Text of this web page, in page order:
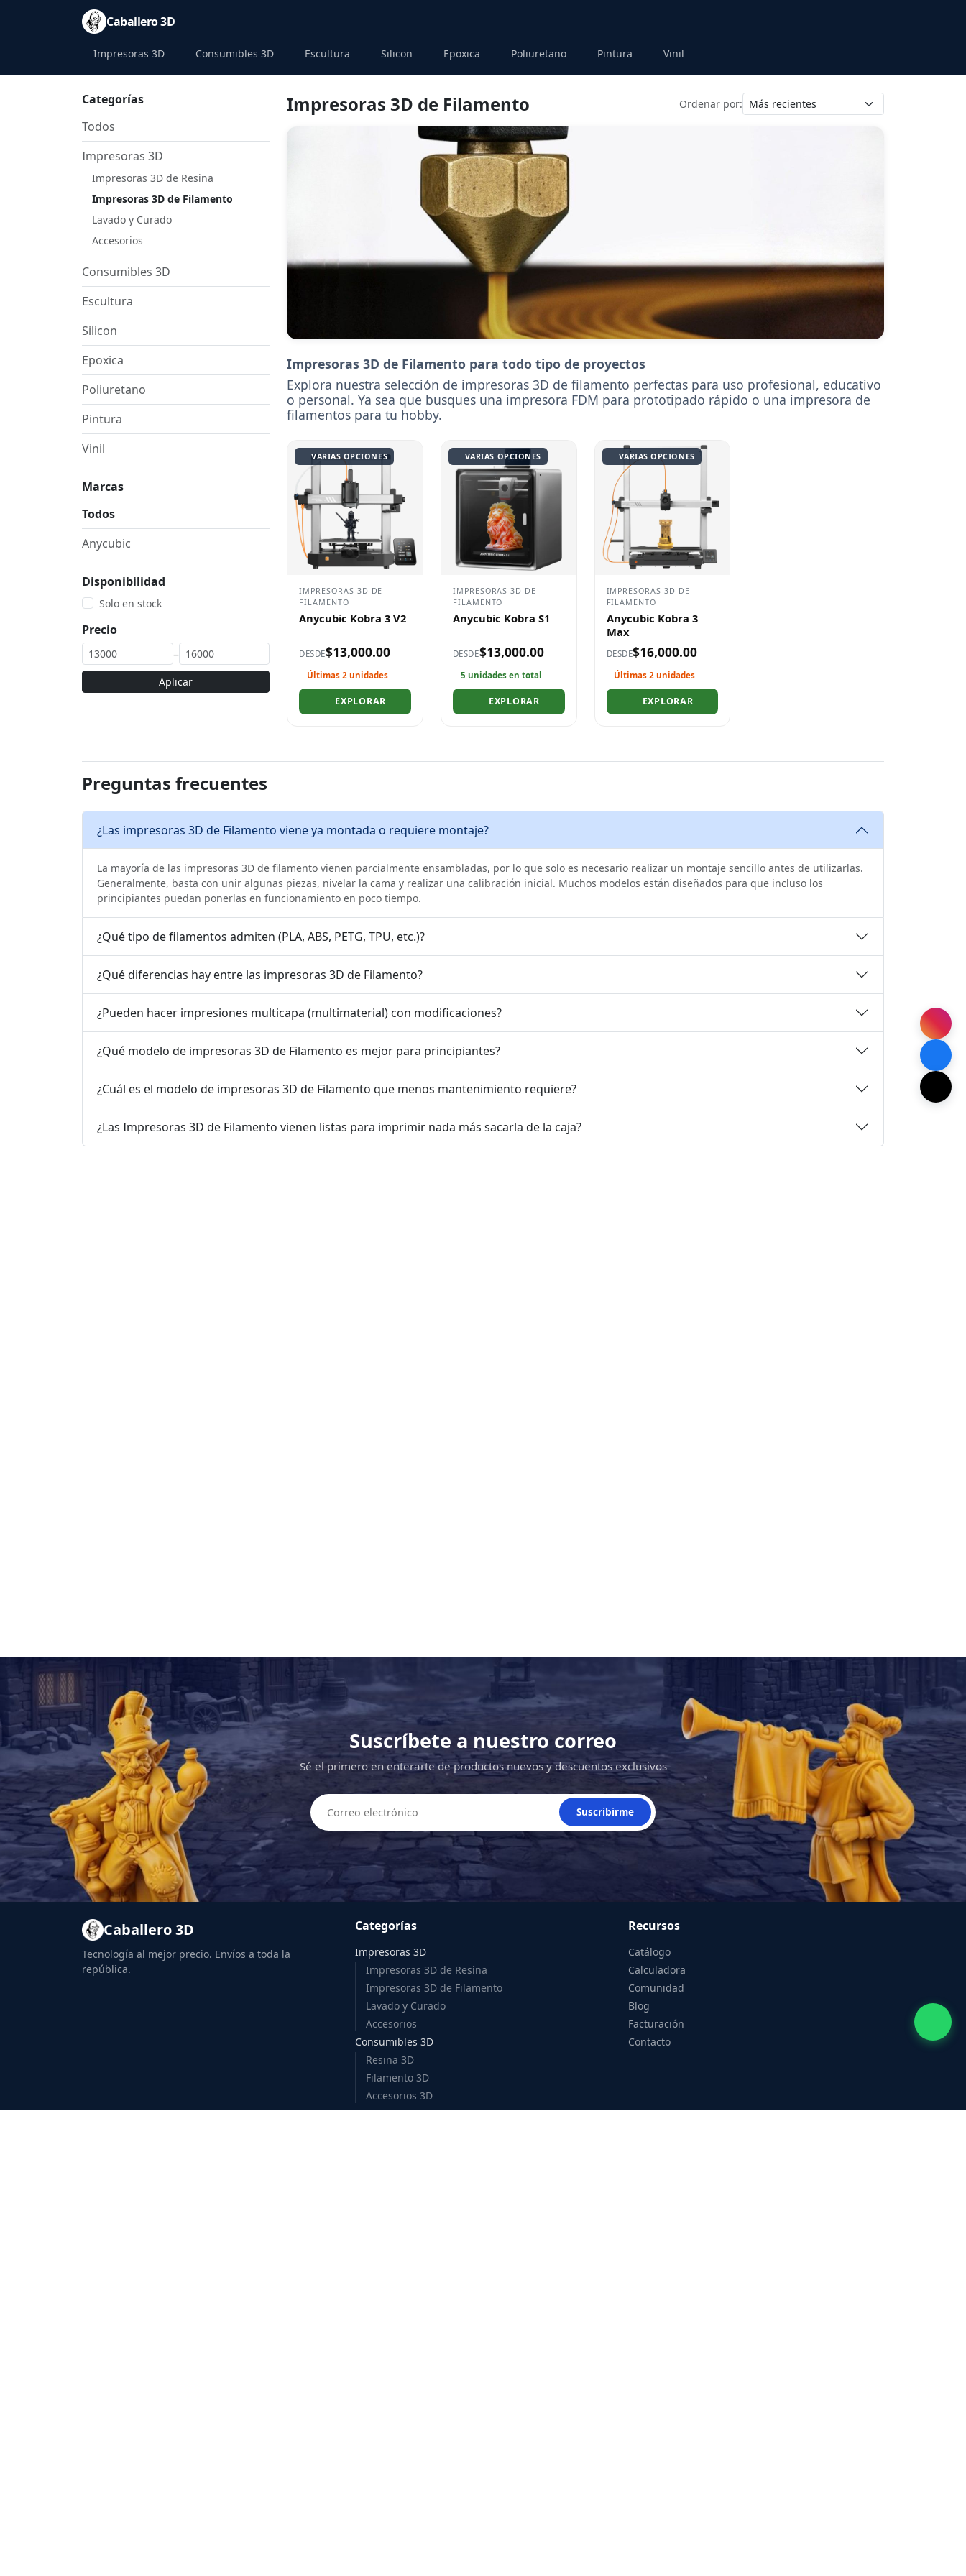
Caballero 3D
Impresoras 3D Consumibles 3D Escultura Silicon Epoxica Poliuretano Pintura Vinil
Categorías
Todos
Impresoras 3D
Impresoras 3D de Resina
Impresoras 3D de Filamento
Lavado y Curado
Accesorios
Consumibles 3D
Escultura
Silicon
Epoxica
Poliuretano
Pintura
Vinil
Marcas
Todos
Anycubic
Disponibilidad
Solo en stock
Precio
–
Aplicar
Impresoras 3D de Filamento Ordenar por:
Impresoras 3D de Filamento para todo tipo de proyectos
Explora nuestra selección de impresoras 3D de filamento perfectas para uso profesional, educativo
o personal. Ya sea que busques una impresora FDM para prototipado rápido o una impresora de
filamentos para tu hobby.
VARIAS OPCIONES
IMPRESORAS 3D DE
FILAMENTO
Anycubic Kobra 3 V2
DESDE$13,000.00
Últimas 2 unidades
EXPLORAR
VARIAS OPCIONES
IMPRESORAS 3D DE
FILAMENTO
Anycubic Kobra S1
DESDE$13,000.00
5 unidades en total
EXPLORAR
VARIAS OPCIONES
IMPRESORAS 3D DE
FILAMENTO
Anycubic Kobra 3
Max
DESDE$16,000.00
Últimas 2 unidades
EXPLORAR
Preguntas frecuentes
¿Las impresoras 3D de Filamento viene ya montada o requiere montaje?
La mayoría de las impresoras 3D de filamento vienen parcialmente ensambladas, por lo que solo es necesario realizar un montaje sencillo antes de utilizarlas.
Generalmente, basta con unir algunas piezas, nivelar la cama y realizar una calibración inicial. Muchos modelos están diseñados para que incluso los
principiantes puedan ponerlas en funcionamiento en poco tiempo.
¿Qué tipo de filamentos admiten (PLA, ABS, PETG, TPU, etc.)?
¿Qué diferencias hay entre las impresoras 3D de Filamento?
¿Pueden hacer impresiones multicapa (multimaterial) con modificaciones?
¿Qué modelo de impresoras 3D de Filamento es mejor para principiantes?
¿Cuál es el modelo de impresoras 3D de Filamento que menos mantenimiento requiere?
¿Las Impresoras 3D de Filamento vienen listas para imprimir nada más sacarla de la caja?
Suscríbete a nuestro correo
Sé el primero en enterarte de productos nuevos y descuentos exclusivos
Suscribirme
Caballero 3D
Tecnología al mejor precio. Envíos a toda la
república.
Categorías
Impresoras 3D
Impresoras 3D de Resina
Impresoras 3D de Filamento
Lavado y Curado
Accesorios
Consumibles 3D
Resina 3D
Filamento 3D
Accesorios 3D
Escultura
Recursos
Catálogo
Calculadora
Comunidad
Blog
Facturación
Contacto